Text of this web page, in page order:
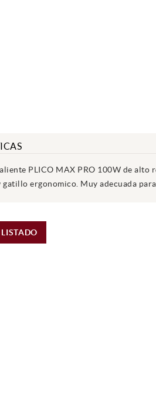
PLICO MAX PRO 100W de
ergonomico. Muy adecuada